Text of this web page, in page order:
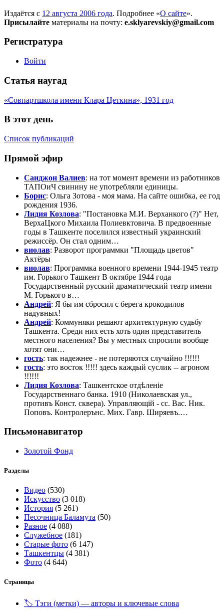
Издаётся с 12 августа 2006 года. Подробнее «О сайте».
Присылайте материалы на почту: e.sklyarevskiy@gmail.com
Регистратура
Войти
Статья наугад
«Совпартшкола имени Клара Цеткина», 1931 год
В этот день
Список публикаций
Прямой эфир
Саиджон Валиев: на тот момент времени из работников
ТАПОиЧ свинину не употребляли единицы.
Борис: Ольга Зотова - моя мама. На сайте ошибка, ее год
рождения 1936.
Лидия Козлова: "Постaновка М.И. Верханкого (?)" Нет,
ВерхаЦкого Михаила Полиевктовича. В предвоенные
годы в Ташкенте поселился известный украинский
режиссёр. Он стал одним…
виолав: Разворот программки "Площадь цветов"
Актёры
виолав: Программка военного времени 1944-1945 театр
им. Горького Ташкент В октябре 1944 года
Государственный русский драматический театр имени
М. Горького в…
Андрей: Я бы им сбросил с берега крокодилов
надувных!
Андрей: Коммуняки решают архитектурную судьбу
Ташкента. Среди них есть хоть один представитель
местного населения? Вы у местных спросили вообще
хотят они…
гость: так надежнее - не потеряются случайно !!!!!!
гость: это восток !!!!! здесь каждый суслик -- агроном
!!!!!!
Лидия Козлова: Ташкентское отдѣленіе
Государственнаго банка. 1910 (Николаевская ул.,
противъ Конст. сквера). Управляющій - сс. Вас. Ник.
Поповъ. Контролерънс. Мих. Гавр. Ширяевъ.…
Письмонавигатор
Золотой Фонд
Разделы
Видео (530)
Искусство (3 018)
История (5 261)
Песочница Баламута (50)
Разное (4 088)
Служебное (181)
Старые фото (6 147)
Ташкентцы (4 381)
Фото (4 644)
Страницы
🏷️ Тэги (метки) — авторы и ключевые слова